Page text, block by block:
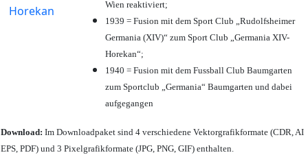
Wien reaktiviert;
1939 = Fusion mit dem Sport Club „Rudolfsheimer
Germania (XIV)“ zum Sport Club „Germania XIV-
Horekan“;
1940 = Fusion mit dem Fussball Club Baumgarten
zum Sportclub „Germania“ Baumgarten und dabei
aufgegangen
Download: Im Downloadpaket sind 4 verschiedene Vektorgrafikformate (CDR, AI
EPS, PDF) und 3 Pixelgrafikformate (JPG, PNG, GIF) enthalten.